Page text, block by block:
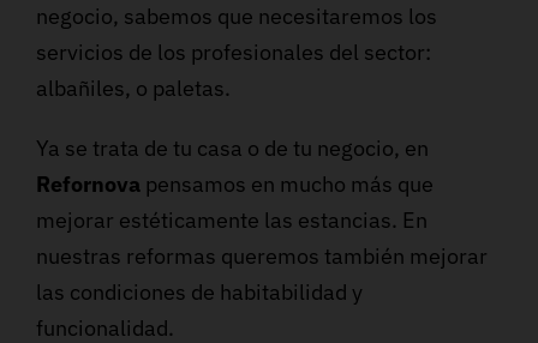
negocio, sabemos que necesitaremos los
servicios de los profesionales del sector:
albañiles, o paletas.
Ya se trata de tu casa o de tu negocio, en
Refornovapensamos en mucho más que
mejorar estéticamente las estancias. En
nuestras reformas queremos también mejorar
las condiciones de habitabilidad y
funcionalidad.